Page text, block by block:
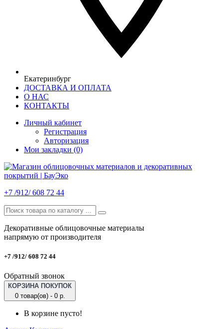
Екатеринбург
ДОСТАВКА И ОПЛАТА
О НАС
КОНТАКТЫ
Личный кабинет
Регистрация
Авторизация
Мои закладки (0)
+7 /912/ 608 72 44
Декоративные облицовочные материалы
напрямую от производителя
+7 /912/ 608 72 44
Обратный звонок
КОРЗИНА ПОКУПОК
0 товар(ов) - 0 р.
В корзине пусто!